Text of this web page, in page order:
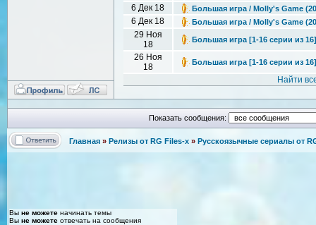
6 Дек 18 Большая игра / Molly's Game
6 Дек 18 Большая игра / Molly's Game
29 Ноя
18
Большая игра [1-16 серии из
26 Ноя
18
Большая игра [1-16 серии из
Найти
Показать сообщения:
Главная » Релизы от RG Files-x » Русскоязычные сериалы от
Вы не можете начинать темы
Вы не можете отвечать на сообщения